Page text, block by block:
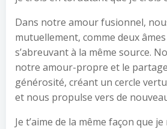
Dans notre amour fusionnel,
mutuellement, comme deux
s’abreuvant à la même source.
notre amour-propre et le
générosité, créant un cercle
et nous propulse vers de
Je t’aime de la même façon que je